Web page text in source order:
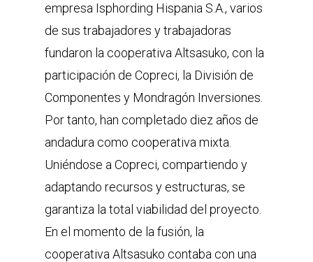
empresa Isphording Hispania S.A., varios
de sus trabajadores y trabajadoras
fundaron la cooperativa Altsasuko, con la
participación de Copreci, la División de
Componentes y Mondragón Inversiones.
Por tanto, han completado diez años de
andadura como cooperativa mixta.
Uniéndose a Copreci, compartiendo y
adaptando recursos y estructuras, se
garantiza la total viabilidad del proyecto.
En el momento de la fusión, la
cooperativa Altsasuko contaba con una